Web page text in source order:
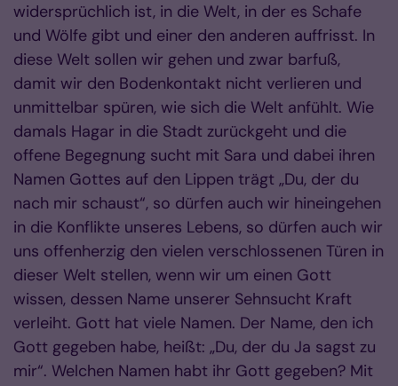
widersprüchlich ist, in die Welt, in der es Schafe
und Wölfe gibt und einer den anderen auffrisst. In
diese Welt sollen wir gehen und zwar barfuß,
damit wir den Bodenkontakt nicht verlieren und
unmittelbar spüren, wie sich die Welt anfühlt. Wie
damals Hagar in die Stadt zurückgeht und die
offene Begegnung sucht mit Sara und dabei ihren
Namen Gottes auf den Lippen trägt „Du, der du
nach mir schaust“, so dürfen auch wir hineingehen
in die Konflikte unseres Lebens, so dürfen auch wir
uns offenherzig den vielen verschlossenen Türen in
dieser Welt stellen, wenn wir um einen Gott
wissen, dessen Name unserer Sehnsucht Kraft
verleiht. Gott hat viele Namen. Der Name, den ich
Gott gegeben habe, heißt: „Du, der du Ja sagst zu
mir“. Welchen Namen habt ihr Gott gegeben? Mit